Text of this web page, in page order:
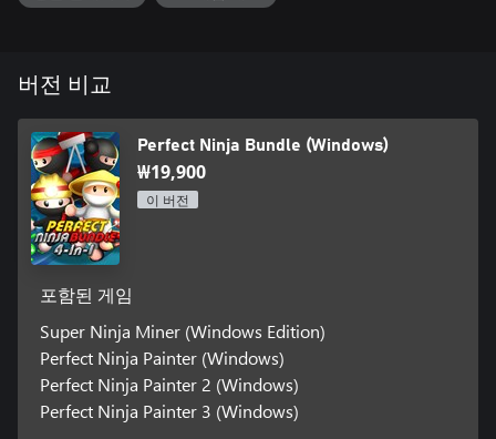
버전 비교
Perfect Ninja Bundle (Windows)
₩19,900
이 버전
포함된 게임
Super Ninja Miner (Windows Edition)
Perfect Ninja Painter (Windows)
Perfect Ninja Painter 2 (Windows)
Perfect Ninja Painter 3 (Windows)